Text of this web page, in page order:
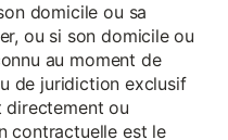
domicile ou sa
ou si son domicile ou
au moment de
de juridiction exclusif
directement ou
contractuelle est le